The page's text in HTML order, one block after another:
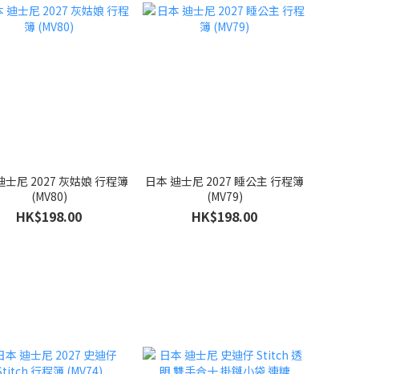
士尼 2027 灰姑娘 行程簿
(MV80)
HK$198.00
日本 迪士尼 2027 睡公主 行程簿
(MV79)
HK$198.00